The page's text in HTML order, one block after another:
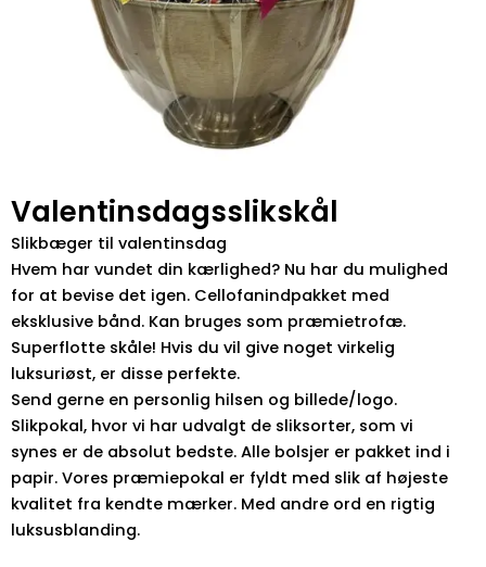
Valentinsdagsslikskål
Slikbæger til valentinsdag
Hvem har vundet din kærlighed? Nu har du mulighed
for at bevise det igen. Cellofanindpakket med
eksklusive bånd. Kan bruges som præmietrofæ.
Superflotte skåle! Hvis du vil give noget virkelig
luksuriøst, er disse perfekte.
Send gerne en personlig hilsen og billede/logo.
Slikpokal, hvor vi har udvalgt de sliksorter, som vi
synes er de absolut bedste. Alle bolsjer er pakket ind i
papir. Vores præmiepokal er fyldt med slik af højeste
kvalitet fra kendte mærker. Med andre ord en rigtig
luksusblanding.